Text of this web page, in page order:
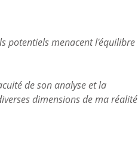
potentiels menacent l'équilibre
de son analyse et la
dimensions de ma réalité